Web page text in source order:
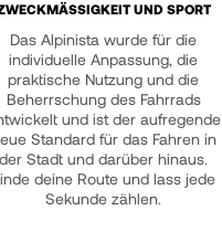
UND SPORT
Das Alpinista wurde für die
individuelle Anpassung, die
praktische Nutzung und die
Beherrschung des Fahrrads
und ist der aufregende
Standard für das Fahren in
der Stadt und darüber hinaus.
deine Route und lass jede
Sekunde zählen.